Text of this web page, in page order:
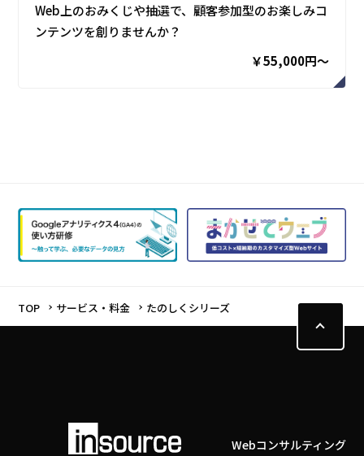
Web上のおみくじや抽選で、顧客参加型のお楽しみコ
ンテンツを創りませんか？
￥55,000円〜
TOP サービス・料金 たのしくシリーズ
Webコンサルティング